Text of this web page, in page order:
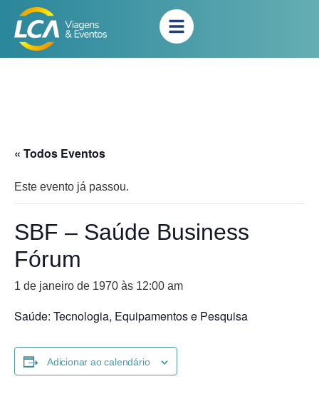
« Todos Eventos
Este evento já passou.
SBF – Saúde Business
Fórum
1 de janeiro de 1970 às 12:00 am
Saúde: Tecnologia, Equipamentos e Pesquisa
Adicionar ao calendário